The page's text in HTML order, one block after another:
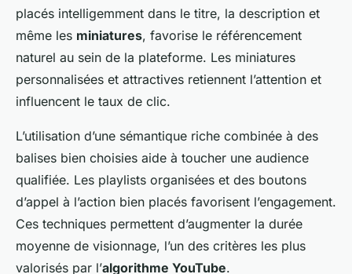
placés intelligemment dans le titre, la description et
même les miniatures, favorise le référencement
naturel au sein de la plateforme. Les miniatures
personnalisées et attractives retiennent l’attention et
influencent le taux de clic.
L’utilisation d’une sémantique riche combinée à des
balises bien choisies aide à toucher une audience
qualifiée. Les playlists organisées et des boutons
d’appel à l’action bien placés favorisent l’engagement.
Ces techniques permettent d’augmenter la durée
moyenne de visionnage, l’un des critères les plus
valorisés par l’algorithme YouTube.